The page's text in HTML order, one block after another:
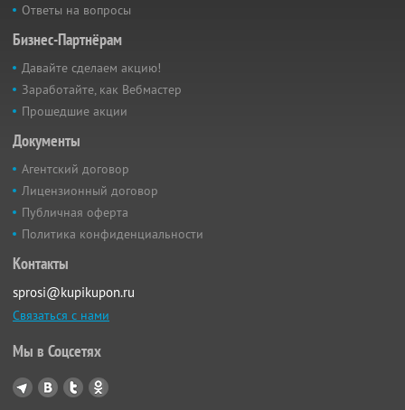
Ответы на вопросы
Бизнес-Партнёрам
Давайте сделаем акцию!
Заработайте, как Вебмастер
Прошедшие акции
Документы
Агентский договор
Лицензионный договор
Публичная оферта
Политика конфиденциальности
Контакты
sprosi@kupikupon.ru
Связаться с нами
Мы в Соцсетях